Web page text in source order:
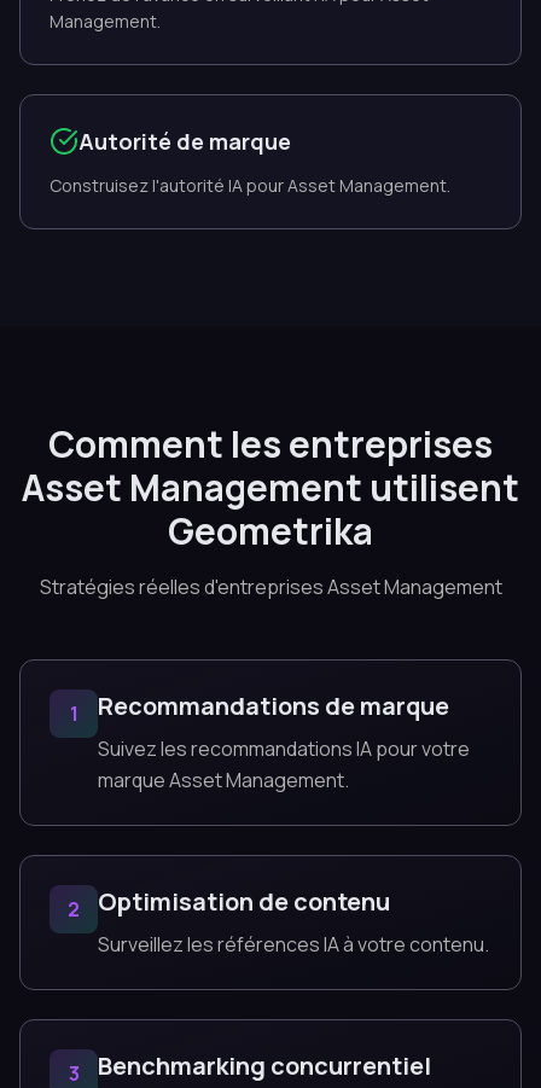
Management.
Autorité de marque
Construisez l'autorité IA pour Asset Management.
Comment les entreprises
Asset Management utilisent
Geometrika
Stratégies réelles d'entreprises Asset Management
1 Recommandations de marque
Suivez les recommandations IA pour votre
marque Asset Management.
2 Optimisation de contenu
Surveillez les références IA à votre contenu.
3 Benchmarking concurrentiel